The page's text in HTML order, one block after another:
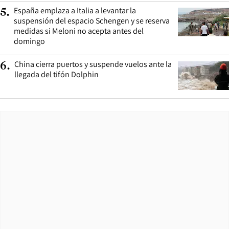
5. España emplaza a Italia a levantar la
suspensión del espacio Schengen y se reserva
medidas si Meloni no acepta antes del
domingo
6. China cierra puertos y suspende vuelos ante la
llegada del tifón Dolphin